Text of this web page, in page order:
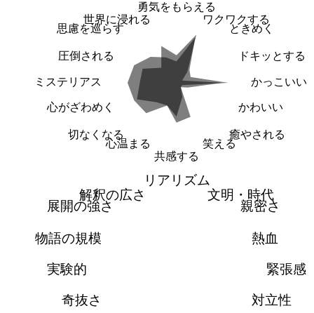
勇気をもらえる
ワクワクする
ときめく
ドキッとする
かっこいい
かわいい
癒やされる
笑える
共感する
心温まる
切なくなる
心がざわめく
ミステリアス
圧倒される
思慮を巡らす
世界に浸れる
リアリズム
文明・時代
親密さ
熱血
緊張感
対立性
奇抜さ
実験的
物語の規模
展開の強さ
解釈の広さ